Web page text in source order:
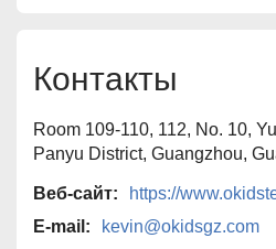
Контакты
Room 109-110, 112, No. 10,
Panyu District, Guangzhou,
Веб-сайт:
https://
E-mail:
kevin@okidsgz.com